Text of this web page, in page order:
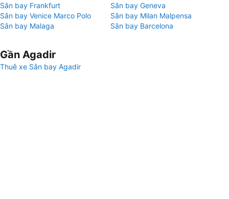
Sân bay Frankfurt
Sân bay Geneva
Sân bay Venice Marco Polo
Sân bay Milan Malpensa
Sân bay Malaga
Sân bay Barcelona
Gần Agadir
Thuê xe Sân bay Agadir